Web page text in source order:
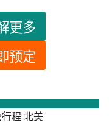
更多
预定